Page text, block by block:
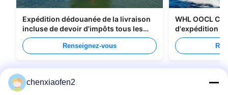
Expédition dédouanée de la livraison
incluse de devoir d'impôts tous les
types d'emballage
Renseignez-vous
WHL OOCL
d'expédition
Chine au
chenxiaofen2